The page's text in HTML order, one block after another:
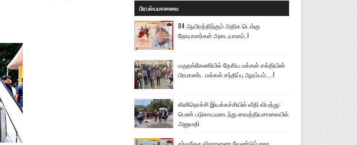
பிரபல்யமானவை
84 ஆயிரத்திற்கும் அதிக டெங்கு
நோயாளர்கள் அடையாளம்..!
மருதங்கேணியில் தேசிய மக்கள் சக்தியின்
பிரமாண்ட மக்கள் சந்திப்பு ஆரம்பம்.....!
கிளிநொச்சி இயக்கச்சியில் வீதி விபத்து:
பெண் படுகாயமடைந்து வைத்தியசாலையில்
அனுமதி
சர்வதேச விசாரணை வேண்டும் ஐநா